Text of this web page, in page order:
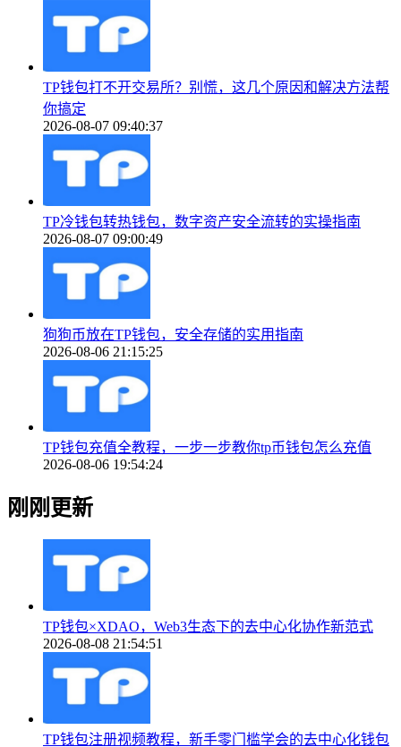
TP钱包打不开交易所？别慌，这几个原因和解决方法帮
你搞定
2026-08-07 09:40:37
TP冷钱包转热钱包，数字资产安全流转的实操指南
2026-08-07 09:00:49
狗狗币放在TP钱包，安全存储的实用指南
2026-08-06 21:15:25
TP钱包充值全教程，一步一步教你tp币钱包怎么充值
2026-08-06 19:54:24
刚刚更新
TP钱包×XDAO，Web3生态下的去中心化协作新范式
2026-08-08 21:54:51
TP钱包注册视频教程，新手零门槛学会的去中心化钱包